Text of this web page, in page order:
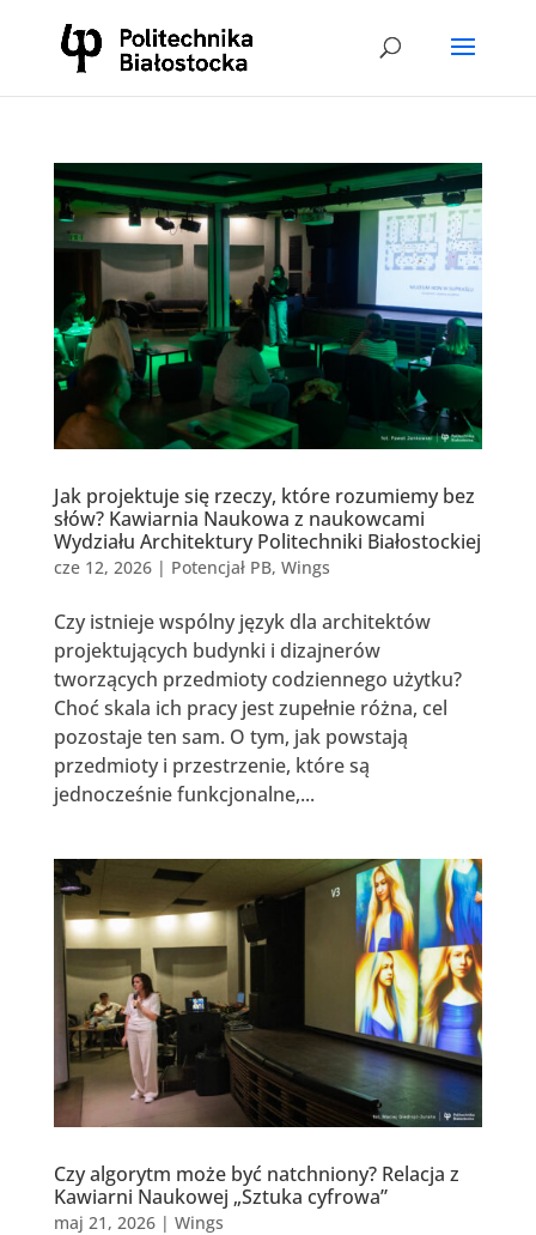
Jak projektuje się rzeczy, które rozumiemy bez
słów? Kawiarnia Naukowa z naukowcami
Wydziału Architektury Politechniki Białostockiej
cze 12, 2026| Potencjał PB, Wings
Czy istnieje wspólny język dla architektów
projektujących budynki i dizajnerów
tworzących przedmioty codziennego użytku?
Choć skala ich pracy jest zupełnie różna, cel
pozostaje ten sam. O tym, jak powstają
przedmioty i przestrzenie, które są
jednocześnie funkcjonalne,...
Czy algorytm może być natchniony? Relacja z
Kawiarni Naukowej „Sztuka cyfrowa”
maj 21, 2026| Wings